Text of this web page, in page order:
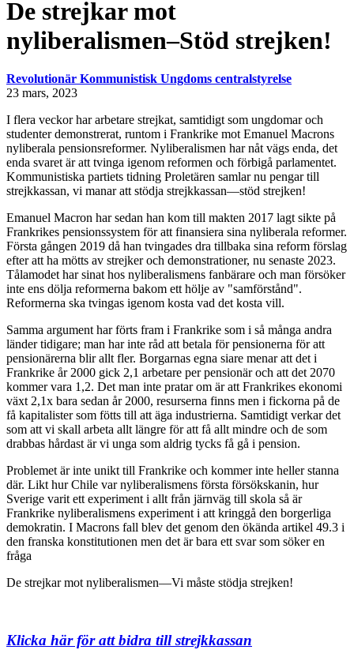
De strejkar mot
nyliberalismen⁠–Stöd strejken!
Revolutionär Kommunistisk Ungdoms centralstyrelse
23 mars, 2023
I flera veckor har arbetare strejkat, samtidigt som ungdomar och
studenter demonstrerat, runtom i Frankrike mot Emanuel Macrons
nyliberala pensionsreformer. Nyliberalismen har nåt vägs enda, det
enda svaret är att tvinga igenom reformen och förbigå parlamentet.
Kommunistiska partiets tidning Proletären samlar nu pengar till
strejkkassan, vi manar att stödja strejkkassan⁠—stöd strejken!
Emanuel Macron har sedan han kom till makten 2017 lagt sikte på
Frankrikes pensionssystem för att finansiera sina nyliberala reformer.
Första gången 2019 då han tvingades dra tillbaka sina reform förslag
efter att ha mötts av strejker och demonstrationer, nu senaste 2023.
Tålamodet har sinat hos nyliberalismens fanbärare och man försöker
inte ens dölja reformerna bakom ett hölje av "samförstånd".
Reformerna ska tvingas igenom kosta vad det kosta vill.
Samma argument har förts fram i Frankrike som i så många andra
länder tidigare; man har inte råd att betala för pensionerna för att
pensionärerna blir allt fler. Borgarnas egna siare menar att det i
Frankrike år 2000 gick 2,1 arbetare per pensionär och att det 2070
kommer vara 1,2. Det man inte pratar om är att Frankrikes ekonomi
växt 2,1x bara sedan år 2000, resurserna finns men i fickorna på de
få kapitalister som fötts till att äga industrierna. Samtidigt verkar det
som att vi skall arbeta allt längre för att få allt mindre och de som
drabbas hårdast är vi unga som aldrig tycks få gå i pension.
Problemet är inte unikt till Frankrike och kommer inte heller stanna
där. Likt hur Chile var nyliberalismens första försökskanin, hur
Sverige varit ett experiment i allt från järnväg till skola så är
Frankrike nyliberalismens experiment i att kringgå den borgerliga
demokratin. I Macrons fall blev det genom den ökända artikel 49.3 i
den franska konstitutionen men det är bara ett svar som söker en
fråga
De strejkar mot nyliberalismen—Vi måste stödja strejken!
Klicka här för att bidra till strejkkassan